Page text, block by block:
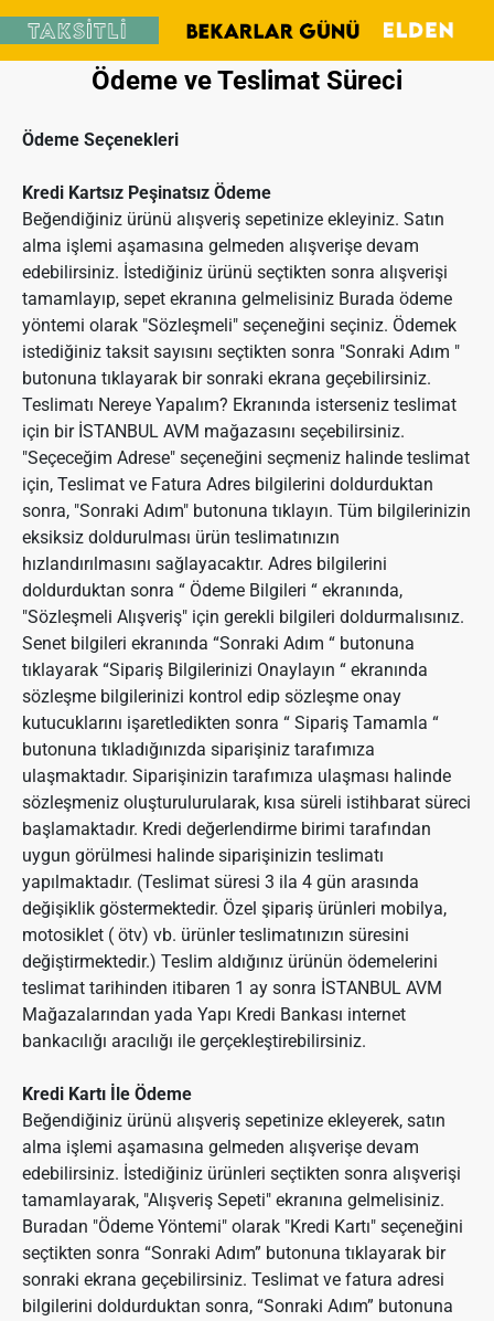
Ödeme ve Teslimat Süreci
Ödeme Seçenekleri
Kredi Kartsız Peşinatsız Ödeme
Beğendiğiniz ürünü alışveriş sepetinize ekleyiniz. Satın
alma işlemi aşamasına gelmeden alışverişe devam
edebilirsiniz. İstediğiniz ürünü seçtikten sonra alışverişi
tamamlayıp, sepet ekranına gelmelisiniz Burada ödeme
yöntemi olarak "Sözleşmeli" seçeneğini seçiniz. Ödemek
istediğiniz taksit sayısını seçtikten sonra "Sonraki Adım "
butonuna tıklayarak bir sonraki ekrana geçebilirsiniz.
Teslimatı Nereye Yapalım? Ekranında isterseniz teslimat
için bir İSTANBUL AVM mağazasını seçebilirsiniz.
"Seçeceğim Adrese" seçeneğini seçmeniz halinde teslimat
için, Teslimat ve Fatura Adres bilgilerini doldurduktan
sonra, "Sonraki Adım" butonuna tıklayın. Tüm bilgilerinizin
eksiksiz doldurulması ürün teslimatınızın
hızlandırılmasını sağlayacaktır. Adres bilgilerini
doldurduktan sonra “ Ödeme Bilgileri “ ekranında,
"Sözleşmeli Alışveriş" için gerekli bilgileri doldurmalısınız.
Senet bilgileri ekranında “Sonraki Adım “ butonuna
tıklayarak “Sipariş Bilgilerinizi Onaylayın “ ekranında
sözleşme bilgilerinizi kontrol edip sözleşme onay
kutucuklarını işaretledikten sonra “ Sipariş Tamamla “
butonuna tıkladığınızda siparişiniz tarafımıza
ulaşmaktadır. Siparişinizin tarafımıza ulaşması halinde
sözleşmeniz oluşturulurularak, kısa süreli istihbarat süreci
başlamaktadır. Kredi değerlendirme birimi tarafından
uygun görülmesi halinde siparişinizin teslimatı
yapılmaktadır. (Teslimat süresi 3 ila 4 gün arasında
değişiklik göstermektedir. Özel şipariş ürünleri mobilya,
motosiklet ( ötv) vb. ürünler teslimatınızın süresini
değiştirmektedir.) Teslim aldığınız ürünün ödemelerini
teslimat tarihinden itibaren 1 ay sonra İSTANBUL AVM
Mağazalarından yada Yapı Kredi Bankası internet
bankacılığı aracılığı ile gerçekleştirebilirsiniz.
Kredi Kartı İle Ödeme
Beğendiğiniz ürünü alışveriş sepetinize ekleyerek, satın
alma işlemi aşamasına gelmeden alışverişe devam
edebilirsiniz. İstediğiniz ürünleri seçtikten sonra alışverişi
tamamlayarak, "Alışveriş Sepeti" ekranına gelmelisiniz.
Buradan "Ödeme Yöntemi" olarak "Kredi Kartı" seçeneğini
seçtikten sonra “Sonraki Adım” butonuna tıklayarak bir
sonraki ekrana geçebilirsiniz. Teslimat ve fatura adresi
bilgilerini doldurduktan sonra, “Sonraki Adım” butonuna